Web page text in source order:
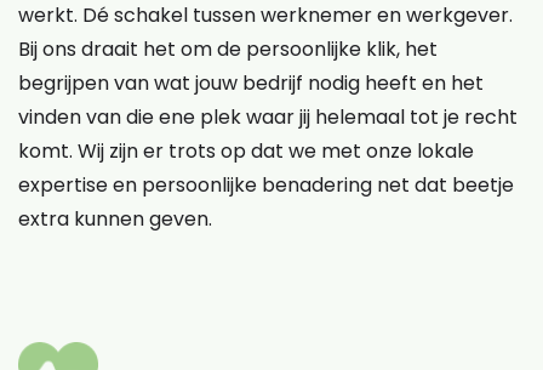
werkt. Dé schakel tussen werknemer en werkgever.
Bij ons draait het om de persoonlijke klik, het
begrijpen van wat jouw bedrijf nodig heeft en het
vinden van die ene plek waar jij helemaal tot je recht
komt. Wij zijn er trots op dat we met onze lokale
expertise en persoonlijke benadering net dat beetje
extra kunnen geven.